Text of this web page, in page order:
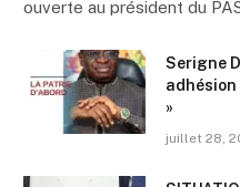
ouverte au président du
Serigne
adhésion
»
juillet 28,